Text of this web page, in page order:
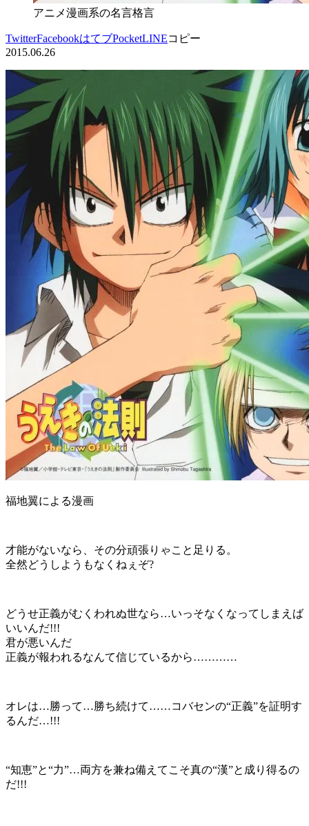
アニメ漫画系の名言格言
TwitterFacebookはてブPocketLINEコピー
2015.06.26
福地翼による漫画
才能がないなら、その分頑張りゃこと足りる。
全然どうしようもなくねぇぞ?
どうせ正義がむくわれぬ世なら…いっそなくなってしまえば
いいんだ!!!
君が悪いんだ
正義が報われるなんて信じているから…………
オレは…勝って…勝ち続けて……コバセンの“正義”を証明す
るんだ…!!!
“知恵”と“力”…両方を兼ね備えてこそ真の“漢”と成り得るの
だ!!!